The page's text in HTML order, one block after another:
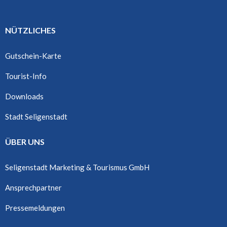
NÜTZLICHES
Gutschein-Karte
Tourist-Info
Downloads
Stadt Seligenstadt
ÜBER UNS
Seligenstadt Marketing & Tourismus GmbH
Ansprechpartner
Pressemeldungen